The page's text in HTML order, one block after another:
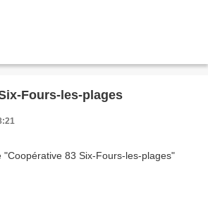
Fours-les-plages